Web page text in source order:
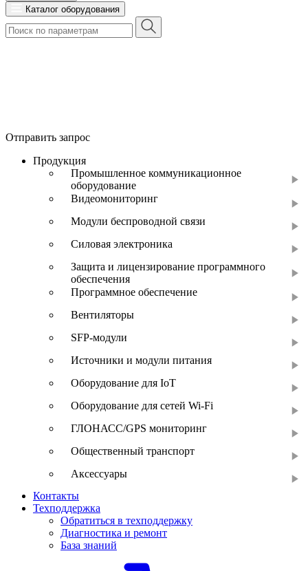
Каталог оборудования
Отправить запрос
Продукция
Промышленное коммуникационное
оборудование
Видеомониторинг
Модули беспроводной связи
Силовая электроника
Защита и лицензирование программного
обеспечения
Программное обеспечение
Вентиляторы
SFP-модули
Источники и модули питания
Оборудование для IoT
Оборудование для сетей Wi-Fi
ГЛОНАСС/GPS мониторинг
Общественный транспорт
Аксессуары
Контакты
Техподдержка
Обратиться в техподдержку
Диагностика и ремонт
База знаний